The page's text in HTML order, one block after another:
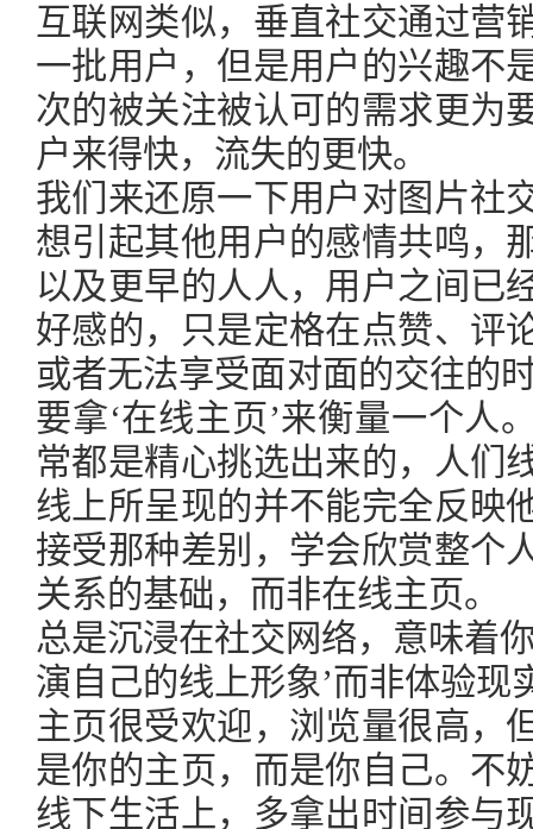
互联网类似，垂直社交通过营
一批用户，但是用户的兴趣不
次的被关注被认可的需求更为
户来得快，流失的更快。
我们来还原一下用户对图片社
想引起其他用户的感情共鸣，
以及更早的人人，用户之间已
好感的，只是定格在点赞、评
或者无法享受面对面的交往的
要拿‘在线主页’来衡量一个人
常都是精心挑选出来的，人们
线上所呈现的并不能完全反映
接受那种差别，学会欣赏整个
关系的基础，而非在线主页。
总是沉浸在社交网络，意味着
演自己的线上形象’而非体验
主页很受欢迎，浏览量很高，
是你的主页，而是你自己。不
线下生活上，多拿出时间参与